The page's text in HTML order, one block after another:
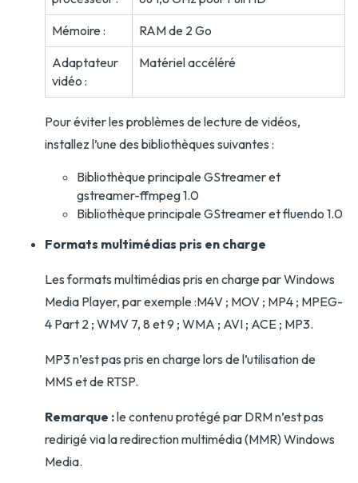
Mémoire :
RAM de 2 Go
Adaptateur
vidéo :
Matériel accéléré
Pour éviter les problèmes de lecture de vidéos,
installez l’une des bibliothèques suivantes :
Bibliothèque principale GStreamer et
gstreamer-ffmpeg 1.0
Bibliothèque principale GStreamer et fluendo 1.0
Formats multimédias pris en charge
Les formats multimédias pris en charge par Windows
Media Player, par exemple :M4V ; MOV ; MP4 ; MPEG-
4 Part 2 ; WMV 7, 8 et 9 ; WMA ; AVI ; ACE ; MP3.
MP3 n’est pas pris en charge lors de l’utilisation de
MMS et de RTSP.
Remarque :le contenu protégé par DRM n’est pas
redirigé via la redirection multimédia (MMR) Windows
Media.